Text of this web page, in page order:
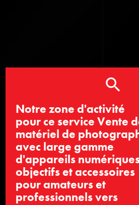
Notre zone d'activité
pour ce service Vente
matériel de
avec large gamme
d'appareils
objectifs et accessoires
pour amateurs et
professionnels vers